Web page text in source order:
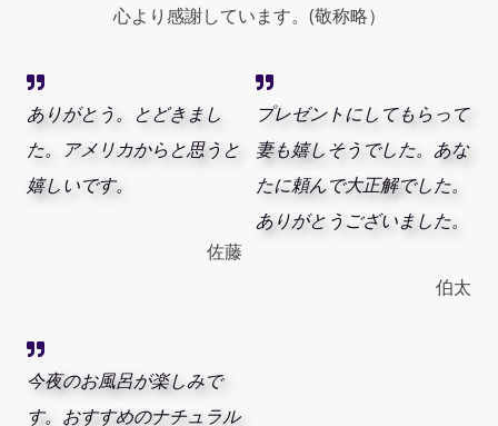
心より感謝しています。(敬称略）
ありがとう。とどきまし
た。アメリカからと思うと
嬉しいです。
佐藤
プレゼントにしてもらって
妻も嬉しそうでした。あな
たに頼んで大正解でした。
ありがとうございました。
伯太
今夜のお風呂が楽しみで
す。おすすめのナチュラル